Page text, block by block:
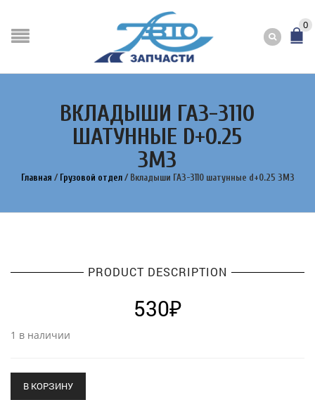
0
ВКЛАДЫШИ ГАЗ-3110
ШАТУННЫЕ D+0.25
ЗМЗ
Главная / Грузовой отдел / Вкладыши ГАЗ-3110 шатунные d+0.25 ЗМЗ
PRODUCT DESCRIPTION
530₽
1 в наличии
В КОРЗИНУ